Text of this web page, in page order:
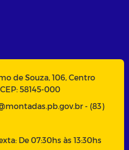
de Souza, 106, Centro
58145-000
- (83)
De 07:30hs às 13:30hs